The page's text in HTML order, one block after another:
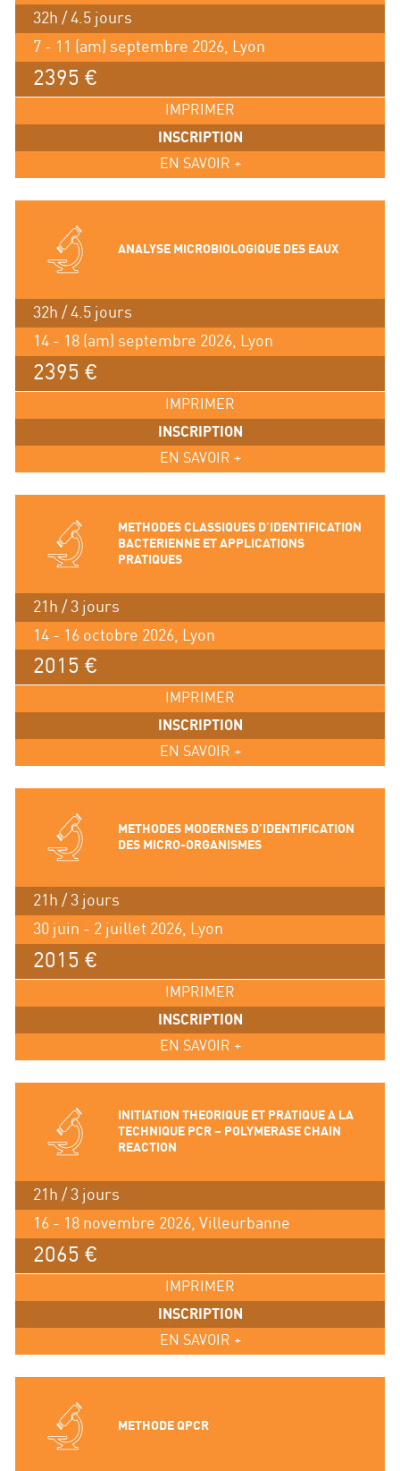
32h / 4.5 jours
7 - 11 (am) septembre 2026, Lyon
2395 €
IMPRIMER
INSCRIPTION
EN SAVOIR +
ANALYSE MICROBIOLOGIQUE DES EAUX
32h / 4.5 jours
14 - 18 (am) septembre 2026, Lyon
2395 €
IMPRIMER
INSCRIPTION
EN SAVOIR +
METHODES CLASSIQUES D’IDENTIFICATION
BACTERIENNE ET APPLICATIONS
PRATIQUES
21h / 3 jours
14 - 16 octobre 2026, Lyon
2015 €
IMPRIMER
INSCRIPTION
EN SAVOIR +
METHODES MODERNES D’IDENTIFICATION
DES MICRO-ORGANISMES
21h / 3 jours
30 juin - 2 juillet 2026, Lyon
2015 €
IMPRIMER
INSCRIPTION
EN SAVOIR +
INITIATION THEORIQUE ET PRATIQUE A LA
TECHNIQUE PCR – POLYMERASE CHAIN
REACTION
21h / 3 jours
16 - 18 novembre 2026, Villeurbanne
2065 €
IMPRIMER
INSCRIPTION
EN SAVOIR +
METHODE QPCR